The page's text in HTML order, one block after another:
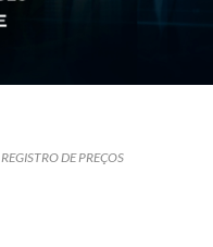
REGISTRO DE PREÇOS